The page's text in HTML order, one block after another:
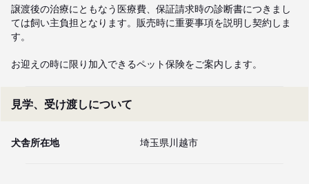
譲渡後の治療にともなう医療費、保証請求時の診断書につきまし
ては飼い主負担となります。販売時に重要事項を説明し契約しま
す。
お迎えの時に限り加入できるペット保険をご案内します。
見学、受け渡しについて
犬舎所在地 埼玉県川越市